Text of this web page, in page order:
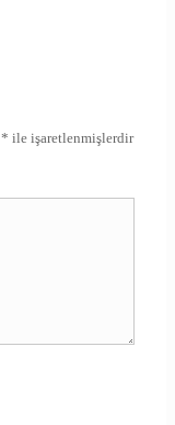
* ile işaretlenmişlerdir